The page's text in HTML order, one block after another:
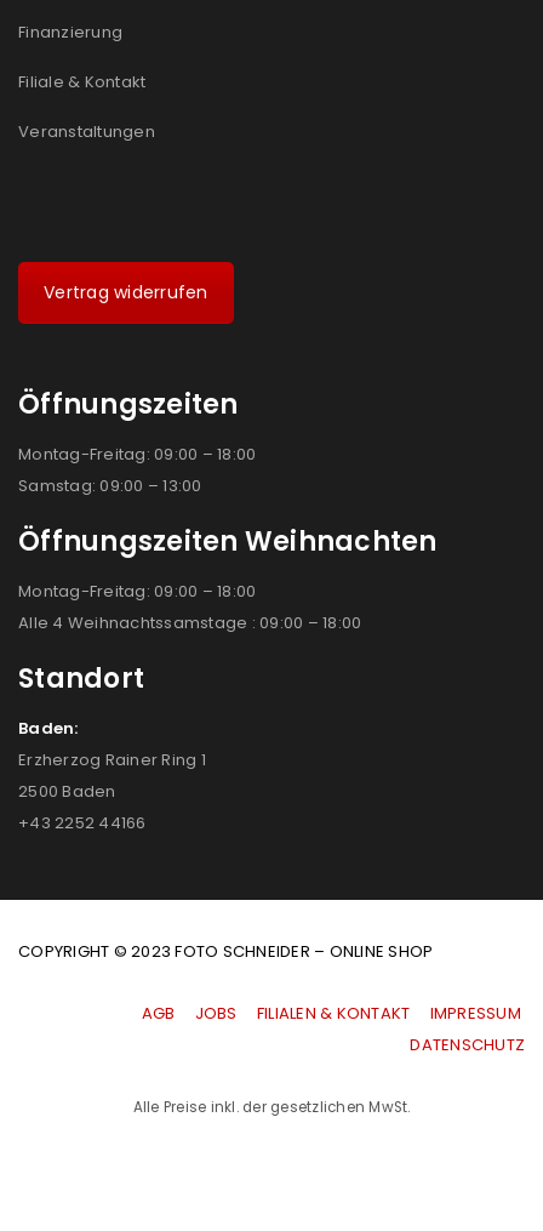
Finanzierung
Filiale & Kontakt
Veranstaltungen
Vertrag widerrufen
Öffnungszeiten
Montag-Freitag: 09:00 – 18:00
Samstag: 09:00 – 13:00
Öffnungszeiten Weihnachten
Montag-Freitag: 09:00 – 18:00
Alle 4 Weihnachtssamstage : 09:00 – 18:00
Standort
Baden:
Erzherzog Rainer Ring 1
2500 Baden
+43 2252 44166
COPYRIGHT © 2023 FOTO SCHNEIDER – ONLINE SHOP
AGB JOBS FILIALEN & KONTAKT
IMPRESSUM
|DATENSCHUTZ
Alle Preise inkl. der gesetzlichen MwSt.